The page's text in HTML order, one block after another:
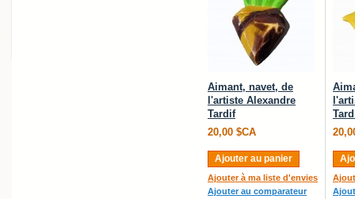
Aimant, navet, de
l'artiste Alexandre
Tardif
20,00 $CA
Ajouter au panier
Ajouter à ma liste d'envies
Ajouter au comparateur